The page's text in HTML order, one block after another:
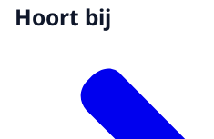
Hoort bij